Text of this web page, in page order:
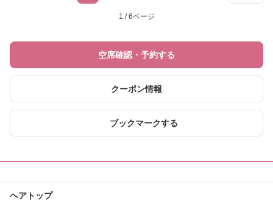
1 / 6ページ
空席確認・予約する
クーポン情報
ブックマークする
ヘアトップ